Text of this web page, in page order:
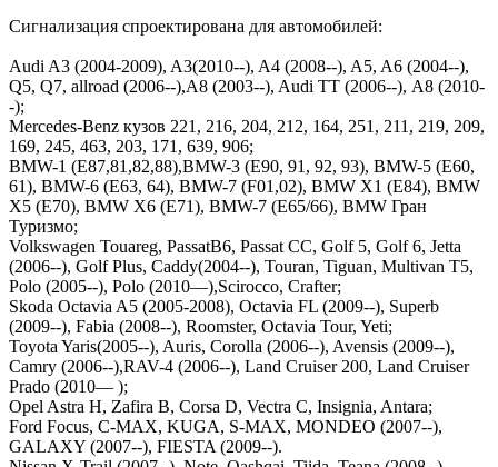
Сигнализация спроектирована для автомобилей:
Audi A3 (2004-2009), A3(2010--), A4 (2008--), A5, A6 (2004--),
Q5, Q7, allroad (2006--),A8 (2003--), Audi TT (2006--), А8 (2010-
-);
Mercedes-Benz кузов 221, 216, 204, 212, 164, 251, 211, 219, 209,
169, 245, 463, 203, 171, 639, 906;
BMW-1 (E87,81,82,88),BMW-3 (E90, 91, 92, 93), BMW-5 (E60,
61), BMW-6 (E63, 64), BMW-7 (F01,02), BMW X1 (E84), BMW
X5 (E70), BMW X6 (E71), BMW-7 (E65/66), BMW Гран
Туризмо;
Volkswagen Touareg, PassatB6, Passat CC, Golf 5, Golf 6, Jetta
(2006--), Golf Plus, Caddy(2004--), Touran, Tiguan, Multivan T5,
Polo (2005--), Polo (2010—),Scirocco, Crafter;
Skoda Octavia A5 (2005-2008), Octavia FL (2009--), Superb
(2009--), Fabia (2008--), Roomster, Octavia Tour, Yeti;
Toyota Yaris(2005--), Auris, Corolla (2006--), Avensis (2009--),
Camry (2006--),RAV-4 (2006--), Land Cruiser 200, Land Cruiser
Prado (2010— );
Opel Astra H, Zafira B, Corsa D, Vectra C, Insignia, Antara;
Ford Focus, C-MAX, KUGA, S-MAX, MONDEO (2007--),
GALAXY (2007--), FIESTA (2009--).